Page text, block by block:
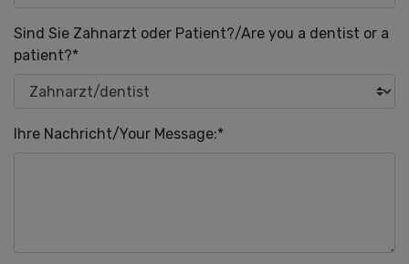
Pflichtfeld
Sind Sie Zahnarzt oder Patient?/Are you a dentist or a
patient?*
Pflichtfeld
Ihre Nachricht/Your Message:*